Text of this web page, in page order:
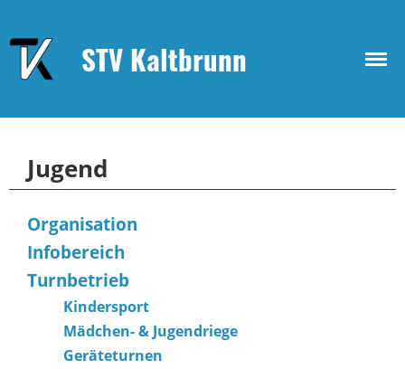
STV Kaltbrunn
Jugend
Organisation
Infobereich
Turnbetrieb
Kindersport
Mädchen- & Jugendriege
Geräteturnen